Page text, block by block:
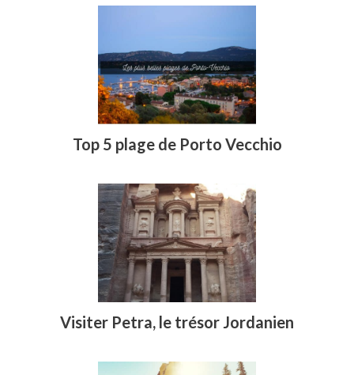
Top 5 plage de Porto Vecchio
Visiter Petra, le trésor Jordanien